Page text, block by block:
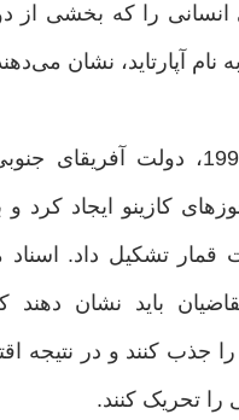
انسانی را که بخشی از
نام آپارتاید، نشان
در سال 1995، دولت
کازینو ایجاد کرد و
قمار تشکیل داد.
باید نشان دهند
جذب کنند و در نتیجه
را تحریک کنند.